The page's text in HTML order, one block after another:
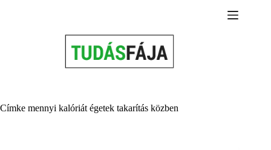
Címke mennyi kalóriát égetek takarítás közben